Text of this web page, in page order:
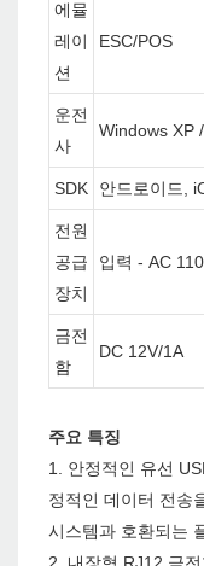
에뮬
레이
션
ESC/POS
운전
사
Windows XP
SDK 안드로이드,
전원
공급
장치
입력 - AC
금전
함
DC 12V/1A
주요 특징
1. 안정적인 유선
정적인 데이터 전송
시스템과 호환되는